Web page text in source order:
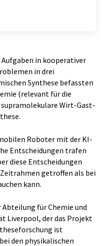
in kooperativer
in drei
Synthese befassten
(relevant für die
Wirt-Gast-
Roboter mit der KI-
Entscheidungen trafen
diese Entscheidungen
getroffen als bei
kann.
Abteilung für Chemie und
Liverpool, der das Projekt
ist
den physikalischen